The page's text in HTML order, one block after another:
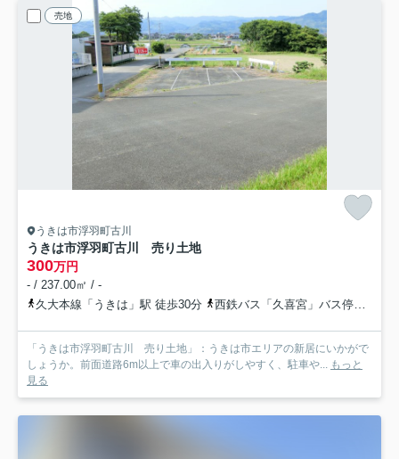
売地
うきは市浮羽町古川
うきは市浮羽町古川 売り土地
300万円
- / 237.00㎡ / -
久大本線「うきは」駅 徒歩30分
西鉄バス「久喜宮」バス停下車 徒歩50分
「うきは市浮羽町古川 売り土地」：うきは市エリアの新居にいかがで
しょうか。前面道路6m以上で車の出入りがしやすく、駐車や... もっと
見る